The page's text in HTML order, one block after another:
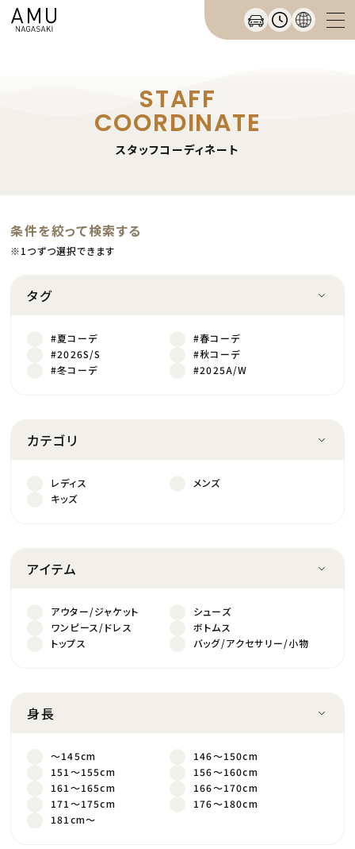
STAFF
COORDINATE
スタッフコーディネート
条件を絞って検索する
※1つずつ選択できます
タグ
#夏コーデ
#春コーデ
#2026S/S
#秋コーデ
#冬コーデ
#2025A/W
カテゴリ
レディス
メンズ
キッズ
アイテム
アウター/ジャケット
シューズ
ワンピース/ドレス
ボトムス
トップス
バッグ/アクセサリー/小物
身長
～145cm
146～150cm
151～155cm
156～160cm
161～165cm
166～170cm
171～175cm
176～180cm
181cm～